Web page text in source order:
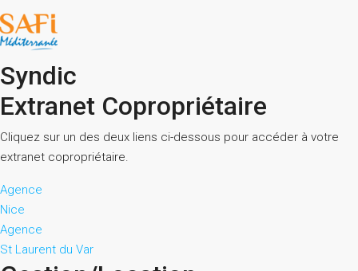
Syndic
Extranet Copropriétaire
Cliquez sur un des deux liens ci-dessous pour accéder à votre
extranet copropriétaire.
Agence
Nice
Agence
St Laurent du Var